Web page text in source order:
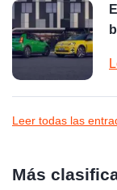
Leer todas las
Más